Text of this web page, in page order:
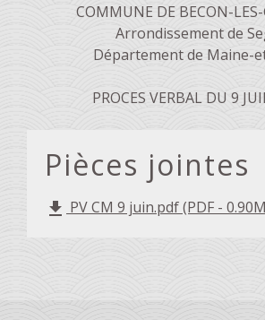
COMMUNE DE BECON-
Arrondissement de
Département de Maine-
PROCES VERBAL DU 9
Pièces jointes
file_download PV CM 9 juin.pdf (PDF -